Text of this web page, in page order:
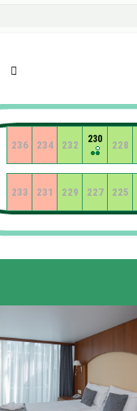
225
227
228
229
230
231
232
233
234
236